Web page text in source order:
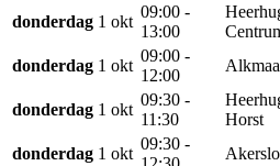
donderdag 1 okt
09:00 -
13:00
donderdag 1 okt
09:00 -
12:00
donderdag 1 okt
09:30 -
11:30
Horst
donderdag 1 okt
09:30 -